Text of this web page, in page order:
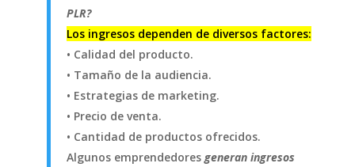
PLR?
Los ingresos dependen de diversos factores:
• Calidad del producto.
• Tamaño de la audiencia.
• Estrategias de marketing.
• Precio de venta.
• Cantidad de productos ofrecidos.
Algunos emprendedores generan ingresos